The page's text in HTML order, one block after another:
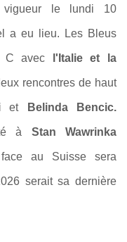
vigueur le lundi 10
a eu lieu. Les Bleus
C avec l'Italie et la
rencontres de haut
et Belinda Bencic.
à Stan Wawrinka
au Suisse sera
serait sa dernière